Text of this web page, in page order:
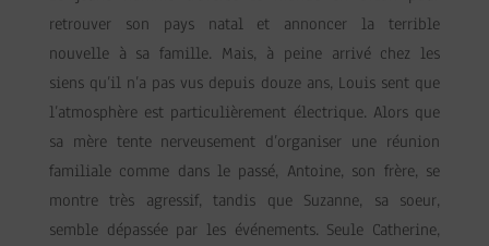
retrouver son pays natal et annoncer la terrible
nouvelle à sa famille. Mais, à peine arrivé chez les
siens qu’il n’a pas vus depuis douze ans, Louis sent que
l’atmosphère est particulièrement électrique. Alors que
sa mère tente nerveusement d’organiser une réunion
familiale comme dans le passé, Antoine, son frère, se
montre très agressif, tandis que Suzanne, sa soeur,
semble dépassée par les événements. Seule Catherine,